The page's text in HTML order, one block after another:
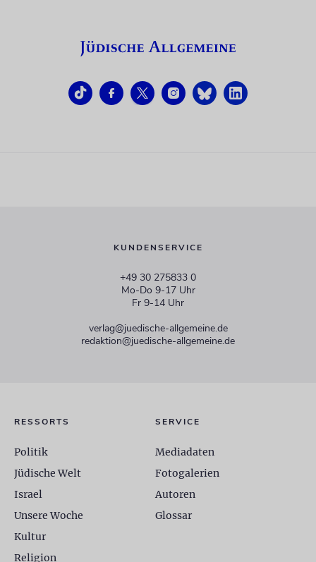
KUNDENSERVICE
+49 30 275833 0
Mo-Do 9-17 Uhr
Fr 9-14 Uhr
verlag@juedische-allgemeine.de
redaktion@juedische-allgemeine.de
RESSORTS
Politik
Jüdische Welt
Israel
Unsere Woche
Kultur
Religion
SERVICE
Mediadaten
Fotogalerien
Autoren
Glossar